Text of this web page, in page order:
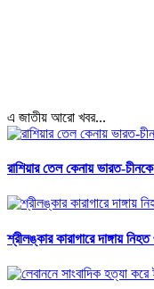
এ জাতীয় আরো খবর...
রাশিয়ার তেল কেনায় ভারত-
শ্রীলঙ্কার কারাগারে দাঙ্গায়